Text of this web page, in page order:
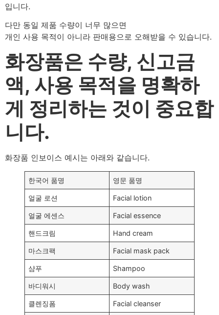
입니다.
다만 동일 제품 수량이 너무 많으면
개인 사용 목적이 아니라 판매용으로 오해받을 수 있습니다.
화장품은 수량, 신고금
액, 사용 목적을 명확하
게 정리하는 것이 중요합
니다.
화장품 인보이스 예시는 아래와 같습니다.
한국어 품명 영문 품명
얼굴 로션 Facial lotion
얼굴 에센스 Facial essence
핸드크림 Hand cream
마스크팩 Facial mask pack
샴푸 Shampoo
바디워시 Body wash
클렌징폼 Facial cleanser